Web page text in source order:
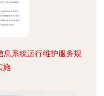
息系统运行维护服务规
施